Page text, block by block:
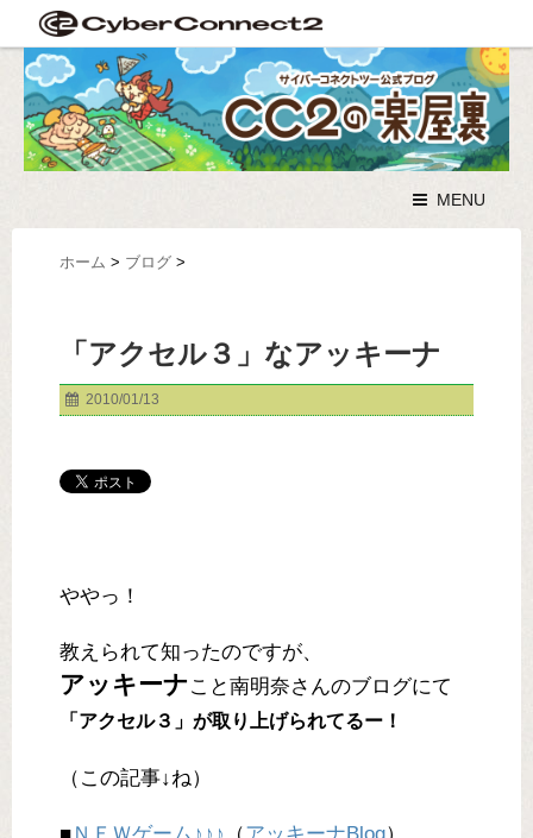
MENU
ホーム > ブログ >
「アクセル３」なアッキーナ
2010/01/13
ややっ！
教えられて知ったのですが、
アッキーナ こと南明奈さんのブログにて
「アクセル３」が取り上げられてるー！
（この記事↓ね）